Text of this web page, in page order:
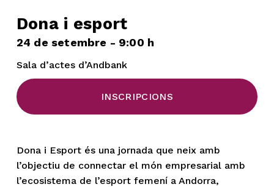
Dona i esport
24 de setembre - 9:00 h
Sala d’actes d’Andbank
INSCRIPCIONS
Dona i Esport és una jornada que neix amb
l’objectiu de connectar el món empresarial amb
l’ecosistema de l’esport femení a Andorra,